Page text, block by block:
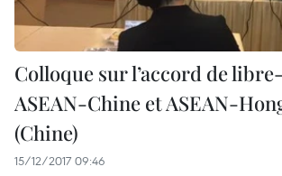
Colloque sur l’accord de
ASEAN-Chine et ASEAN-
(Chine)
15/12/2017 09:46